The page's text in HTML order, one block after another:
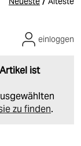
ist
zu finden.
einloggen